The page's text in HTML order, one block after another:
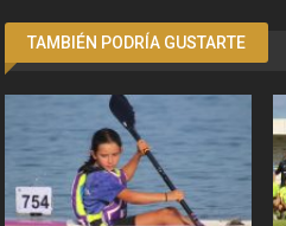
TAMBIÉN PODRÍA GUSTARTE